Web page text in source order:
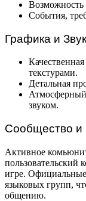
Возможность
События,
Графика и
текстурами.
Детальная
Атмосферный
звуком.
Сообщество и
Активное
пользовательский
игре.
языковых групп,
общению.